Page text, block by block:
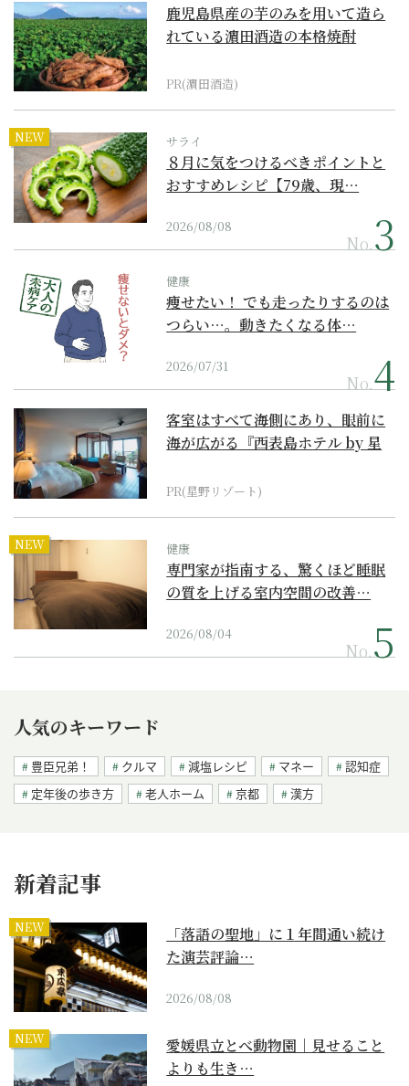
鹿児島県産の芋のみを用いて造ら
れている濵田酒造の本格焼酎
PR(濵田酒造)
NEW サライ
８月に気をつけるべきポイントと
おすすめレシピ【79歳、現…
2026/08/08
No.
健康
痩せたい！ でも走ったりするのは
つらい…。動きたくなる体…
2026/07/31
No.
客室はすべて海側にあり、眼前に
海が広がる『西表島ホテル by 星
PR(星野リゾート)
NEW 健康
専門家が指南する、驚くほど睡眠
の質を上げる室内空間の改善…
2026/08/04
No.
人気のキーワード
豊臣兄弟！ クルマ 減塩レシピ マネー
認知症
定年後の歩き方
老人ホーム 京都 漢方
新着記事
NEW
「落語の聖地」に１年間通い続け
た演芸評論…
2026/08/08
NEW
愛媛県立とべ動物園｜見せること
よりも生き…